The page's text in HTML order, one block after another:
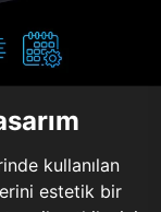
kullanılan
estetik bir